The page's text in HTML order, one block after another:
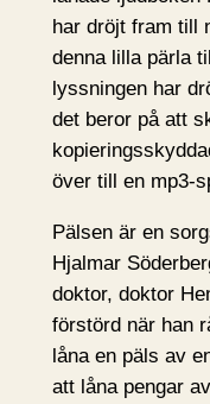
har dröjt fram till
denna lilla pärla
lyssningen har
det beror på att
över till en mp3-
Pälsen är en
Hjalmar
doktor, doktor
förstörd när han
låna en päls av
att låna pengar